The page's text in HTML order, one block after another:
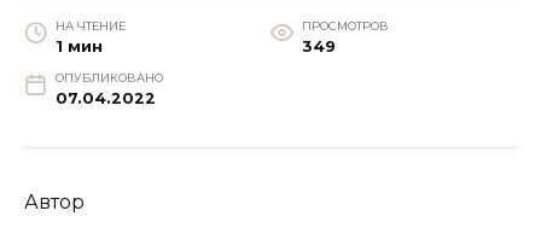
НА ЧТЕНИЕ
1 мин
ПРОСМОТРОВ
349
ОПУБЛИКОВАНО
07.04.2022
Автор